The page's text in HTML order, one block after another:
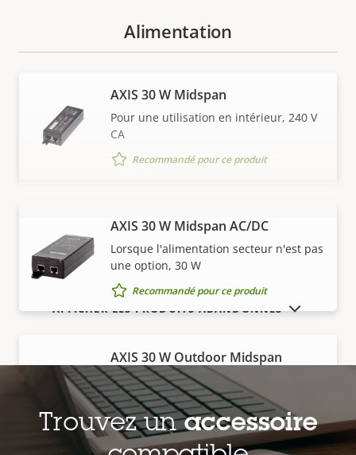
VOIR PLUS
Alimentation
AXIS 30 W Midspan
Pour une utilisation en intérieur, 240 V
CA
Recommandé pour ce produit
AXIS 30 W Midspan AC/DC
Lorsque l'alimentation secteur n'est pas
une option, 30 W
Recommandé pour ce produit
AXIS 30 W Outdoor Midspan
Pour une utilisation en extérieur, entre
-40 °C et 65 °C (-40 °F et 149 °F)
Recommandé pour ce produit
AFFICHER LES PRODUITS ABANDONNÉS
Trouvez unaccessoire